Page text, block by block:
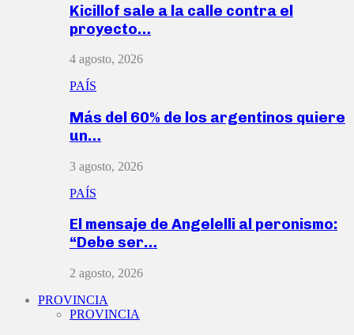
Kicillof sale a la calle contra el
proyecto…
4 agosto, 2026
PAÍS
Más del 60% de los argentinos quiere
un…
3 agosto, 2026
PAÍS
El mensaje de Angelelli al peronismo:
“Debe ser…
2 agosto, 2026
PROVINCIA
PROVINCIA